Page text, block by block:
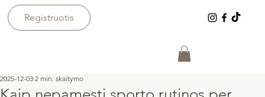
Registruotis
2025-12-03 2 min. skaitymo